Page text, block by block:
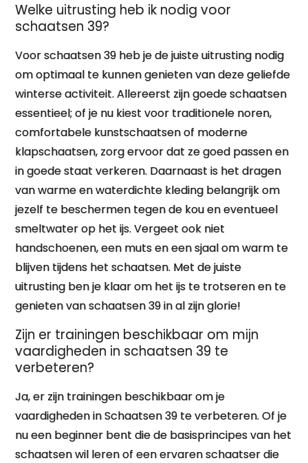
Welke uitrusting heb ik nodig voor
schaatsen 39?
Voor schaatsen 39 heb je de juiste uitrusting nodig
om optimaal te kunnen genieten van deze geliefde
winterse activiteit. Allereerst zijn goede schaatsen
essentieel; of je nu kiest voor traditionele noren,
comfortabele kunstschaatsen of moderne
klapschaatsen, zorg ervoor dat ze goed passen en
in goede staat verkeren. Daarnaast is het dragen
van warme en waterdichte kleding belangrijk om
jezelf te beschermen tegen de kou en eventueel
smeltwater op het ijs. Vergeet ook niet
handschoenen, een muts en een sjaal om warm te
blijven tijdens het schaatsen. Met de juiste
uitrusting ben je klaar om het ijs te trotseren en te
genieten van schaatsen 39 in al zijn glorie!
Zijn er trainingen beschikbaar om mijn
vaardigheden in schaatsen 39 te
verbeteren?
Ja, er zijn trainingen beschikbaar om je
vaardigheden in Schaatsen 39 te verbeteren. Of je
nu een beginner bent die de basisprincipes van het
schaatsen wil leren of een ervaren schaatser die